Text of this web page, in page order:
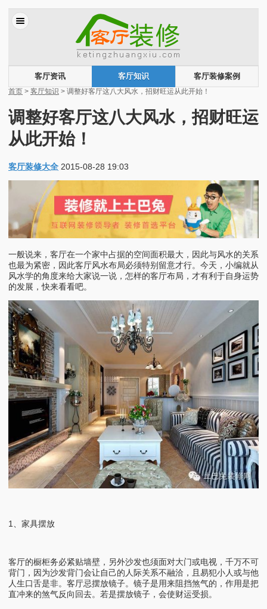
客厅资讯 客厅知识
客厅装修案例
首页 > 客厅知识 > 调整好客厅这八大风水，招财旺运从此开始！
调整好客厅这八大风水，招财旺运
从此开始！
客厅装修大全 2015-08-28 19:03
一般说来，客厅在一个家中占据的空间面积最大，因此与风水的关系
也最为紧密，因此客厅风水布局必须特别留意才行。今天，小编就从
风水学的角度来给大家说一说，怎样的客厅布局，才有利于自身运势
的发展，快来看看吧。
1、家具摆放
客厅的橱柜务必紧贴墙壁，另外沙发也须面对大门或电视，千万不可
背门，因为沙发背门会让自己的人际关系不融洽，且易犯小人或与他
人生口舌是非。客厅忌摆放镜子。镜子是用来阻挡煞气的，作用是把
直冲来的煞气反向回去。若是摆放镜子，会使财运受损。